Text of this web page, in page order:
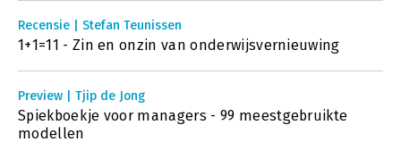
Recensie | Stefan Teunissen
1+1=11 - Zin en onzin van onderwijsvernieuwing
Preview | Tjip de Jong
Spiekboekje voor managers - 99 meestgebruikte
modellen